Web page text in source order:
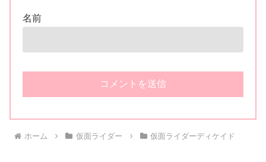
名前
ホーム 仮面ライダー 仮面ライダーディケイド